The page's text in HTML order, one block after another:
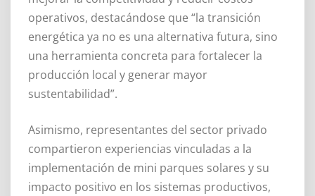
operativos, destacándose que “la transición
energética ya no es una alternativa futura, sino
una herramienta concreta para fortalecer la
producción local y generar mayor
sustentabilidad”.
Asimismo, representantes del sector privado
compartieron experiencias vinculadas a la
implementación de mini parques solares y su
impacto positivo en los sistemas productivos,